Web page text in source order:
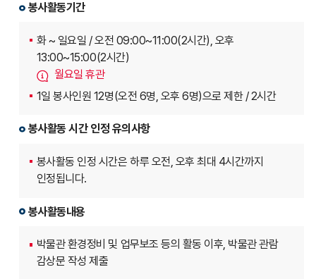
봉사활동기간
화 ~ 일요일 / 오전 09:00~11:00(2시간), 오후
13:00~15:00(2시간)
월요일 휴관
1일 봉사인원 12명(오전 6명, 오후 6명)으로 제한 / 2시간
봉사활동 시간 인정 유의사항
봉사활동 인정 시간은 하루 오전, 오후 최대 4시간까지
인정됩니다.
봉사활동내용
박물관 환경정비 및 업무보조 등의 활동 이후, 박물관 관람
감상문 작성 제출